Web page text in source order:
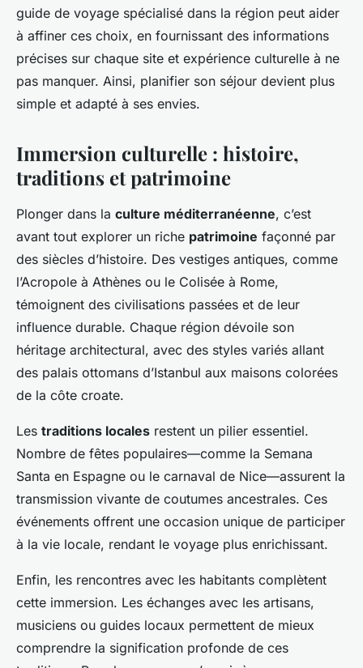
guide de voyage spécialisé dans la région peut aider
à affiner ces choix, en fournissant des informations
précises sur chaque site et expérience culturelle à ne
pas manquer. Ainsi, planifier son séjour devient plus
simple et adapté à ses envies.
Immersion culturelle : histoire,
traditions et patrimoine
Plonger dans la culture méditerranéenne, c’est
avant tout explorer un riche patrimoine façonné par
des siècles d’histoire. Des vestiges antiques, comme
l’Acropole à Athènes ou le Colisée à Rome,
témoignent des civilisations passées et de leur
influence durable. Chaque région dévoile son
héritage architectural, avec des styles variés allant
des palais ottomans d’Istanbul aux maisons colorées
de la côte croate.
Les traditions locales restent un pilier essentiel.
Nombre de fêtes populaires—comme la Semana
Santa en Espagne ou le carnaval de Nice—assurent la
transmission vivante de coutumes ancestrales. Ces
événements offrent une occasion unique de participer
à la vie locale, rendant le voyage plus enrichissant.
Enfin, les rencontres avec les habitants complètent
cette immersion. Les échanges avec les artisans,
musiciens ou guides locaux permettent de mieux
comprendre la signification profonde de ces